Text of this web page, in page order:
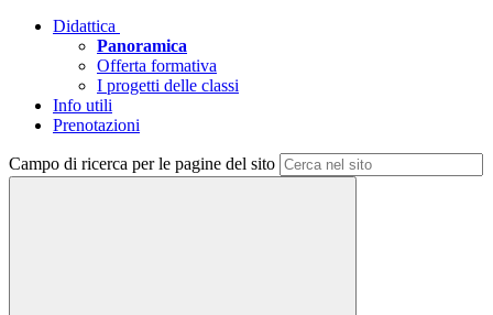
Didattica
Panoramica
Offerta formativa
I progetti delle classi
Info utili
Prenotazioni
Campo di ricerca per le pagine del sito